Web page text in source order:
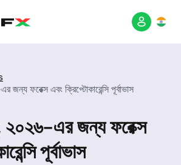
ফরেক্স এবং ক্রিপ্টোকারেন্সি পূর্বাভাস
এর জন্য ফরেক্স
পূর্বাভাস